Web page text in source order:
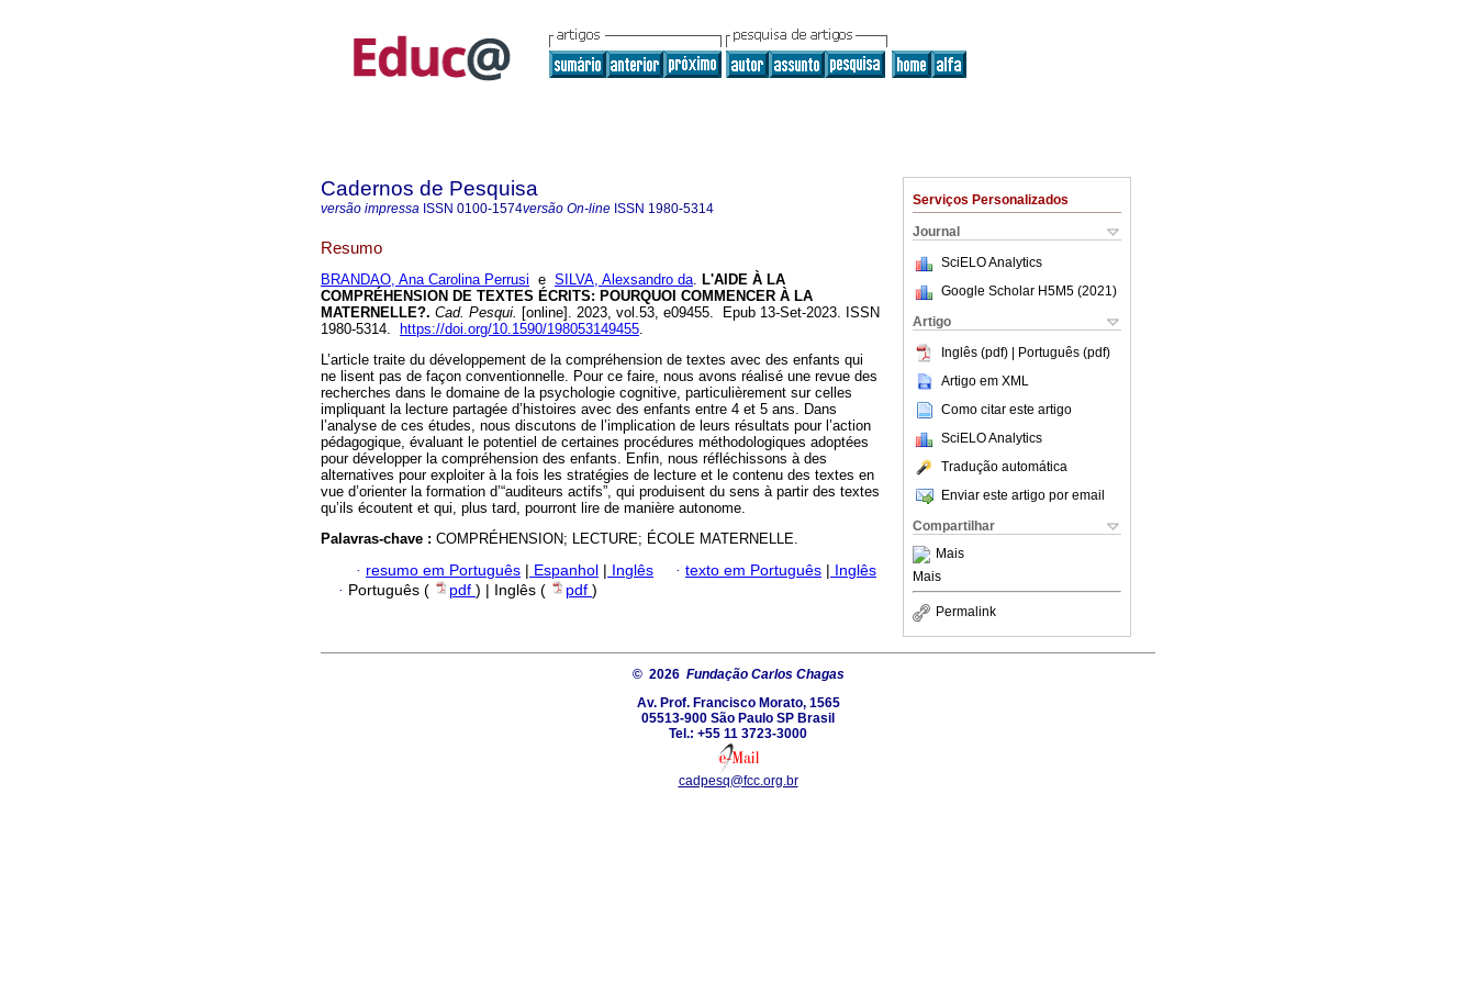
Serviços Personalizados
Journal
SciELO Analytics
Google Scholar H5M5 (2021 )
Artigo
Inglês (pdf) | Português (pdf)
Artigo em XML
Como citar este artigo
SciELO Analytics
Tradução automática
Enviar este artigo por email
Compartilhar
Mais
Mais
Permalink
Cadernos de Pesquisa
versão impressa ISSN 0100-1574versão On-line ISSN 1980-5314
Resumo
BRANDAO, Ana Carolina Perrusi e SILVA, Alexsandro da. L'AIDE À LA
COMPRÉHENSION DE TEXTES ÉCRITS: POURQUOI COMMENCER À LA
MATERNELLE?. Cad. Pesqui. [online]. 2023, vol.53, e09455. Epub 13-Set-2023. ISSN
1980-5314.
https://doi.org/10.1590/198053149455.
L’article traite du développement de la compréhension de textes avec des enfants qui
ne lisent pas de façon conventionnelle. Pour ce faire, nous avons réalisé une revue des
recherches dans le domaine de la psychologie cognitive, particulièrement sur celles
impliquant la lecture partagée d’histoires avec des enfants entre 4 et 5 ans. Dans
l’analyse de ces études, nous discutons de l’implication de leurs résultats pour l’action
pédagogique, évaluant le potentiel de certaines procédures méthodologiques adoptées
pour développer la compréhension des enfants. Enfin, nous réfléchissons à des
alternatives pour exploiter à la fois les stratégies de lecture et le contenu des textes en
vue d’orienter la formation d’“auditeurs actifs”, qui produisent du sens à partir des textes
qu’ils écoutent et qui, plus tard, pourront lire de manière autonome.
Palavras-chave : COMPRÉHENSION; LECTURE; ÉCOLE MATERNELLE.
· resumo em Português | Espanhol | Inglês · texto em Português | Inglês
· Português ( pdf ) | Inglês ( pdf )
© 2026 Fundação Carlos Chagas
Av. Prof. Francisco Morato, 1565
05513-900 São Paulo SP Brasil
Tel.: +55 11 3723-3000
cadpesq@fcc.org.br